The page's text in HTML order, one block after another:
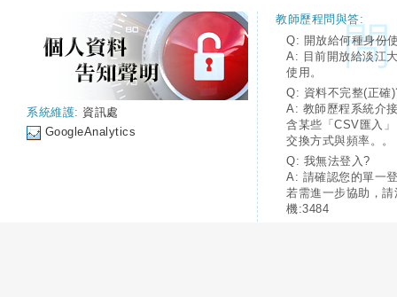
系統維護: 資訊處
GoogleAnalytics
教師歷程問與答:
Q: 開放給何種身份
A: 目前開放給淡江
使用。
Q: 資料不完整(正確
A: 教師歷程系統介
含某些「CSV匯入
交換方式與頻率。。
Q: 我無法登入?
A: 請確認您的單一
若需進一步協助，
機:3484